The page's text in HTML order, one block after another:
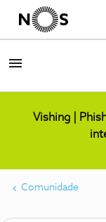
Vishing |
Comunidade